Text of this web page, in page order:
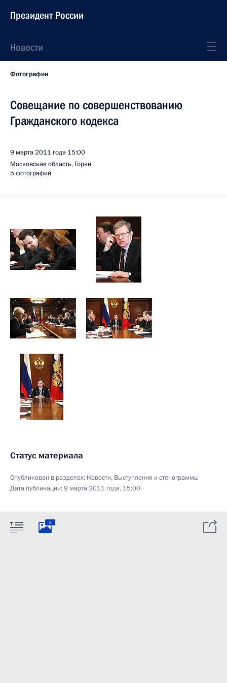
Президент России
Новости
Фотографии
Совещание по совершенствованию
Гражданского кодекса
9 марта 2011 года 15:00
Московская область, Горки
5 фотографий
Статус материала
Опубликован в разделах: Новости, Выступления и стенограммы
Дата публикации:9 марта 2011 года, 15:00
5